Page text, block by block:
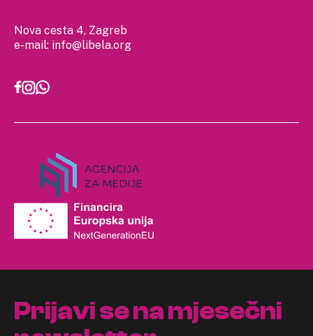
Nova cesta 4, Zagreb
e-mail: info@libela.org
Prijavi se na mjesečni